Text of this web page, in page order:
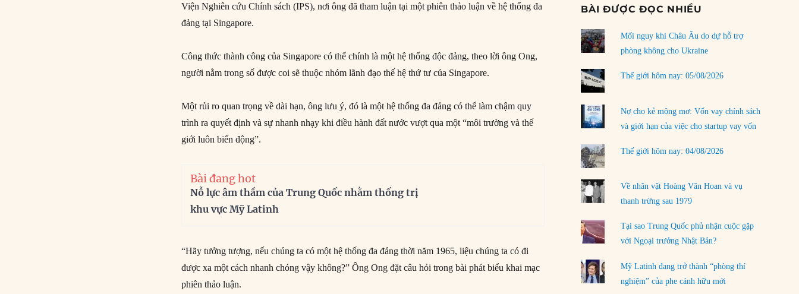
Viện Nghiên cứu Chính sách (IPS), nơi ông đã tham luận tại một phiên thảo luận về hệ thống đa
đảng tại Singapore.
Công thức thành công của Singapore có thể chính là một hệ thống độc đảng, theo lời ông Ong,
người nằm trong số được coi sẽ thuộc nhóm lãnh đạo thế hệ thứ tư của Singapore.
Một rủi ro quan trọng về dài hạn, ông lưu ý, đó là một hệ thống đa đảng có thể làm chậm quy
trình ra quyết định và sự nhanh nhạy khi điều hành đất nước vượt qua một “môi trường và thế
giới luôn biến động”.
Bài đang hot
Nỗ lực âm thầm của Trung Quốc nhằm thống trị
khu vực Mỹ Latinh
“Hãy tưởng tượng, nếu chúng ta có một hệ thống đa đảng thời năm 1965, liệu chúng ta có đi
được xa một cách nhanh chóng vậy không?” Ông Ong đặt câu hỏi trong bài phát biểu khai mạc
phiên thảo luận.
Chiến lược kế tiếp của Bắc Kinh ở Biển Đông
Trật tự thế giới mới: Các nước nhỏ sẽ luôn
30/07/2026
tròn thân cận của mình
29/07/2026
Chiến dịch ‘siêu cường drone’ có giúp
Ukraine xoay chuyển cục diện chiến trường?
LOAD MORE
BÀI ĐƯỢC ĐỌC NHIỀU
Mối nguy khi Châu Âu do dự hỗ trợ
phòng không cho Ukraine
Thế giới hôm nay: 05/08/2026
Nợ cho kẻ mộng mơ: Vốn vay chính sách
và giới hạn của việc cho startup vay vốn
Thế giới hôm nay: 04/08/2026
Về nhân vật Hoàng Văn Hoan và vụ
thanh trừng sau 1979
Tại sao Trung Quốc phủ nhận cuộc gặp
với Ngoại trưởng Nhật Bản?
Mỹ Latinh đang trở thành “phòng thí
nghiệm” của phe cánh hữu mới